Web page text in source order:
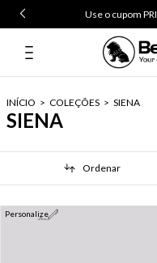
Use o cupom
INÍCIO > COLEÇÕES > SIENA
SIENA
Ordenar
Personalize